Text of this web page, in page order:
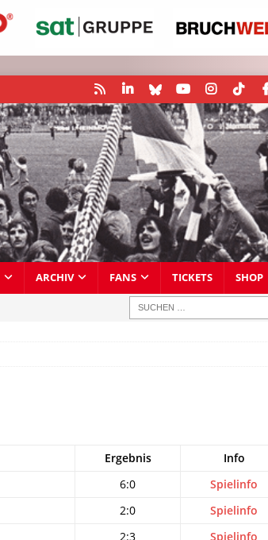
ARCHIV FANS TICKETS SHOP
Ergebnis
Info
6:0
Spielinfo
2:0
Spielinfo
2:3
Spielinfo